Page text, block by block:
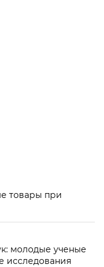
товары при
молодые ученые
исследования